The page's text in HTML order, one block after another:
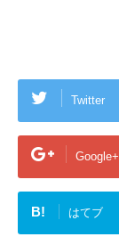
Twitter
Google+
B! はてブ